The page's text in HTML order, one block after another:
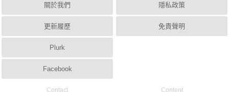
關於我們
更新履歷
Plurk
Facebook
隱私政策
免責聲明
Contact Content